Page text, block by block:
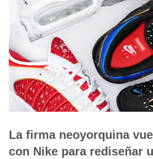
La firma neoyorquina
con Nike para rediseñar